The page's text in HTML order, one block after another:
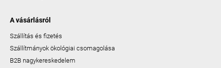
A vásárlásról
Szállítás és fizetés
Szállítmányok ökológiai csomagolása
B2B nagykereskedelem